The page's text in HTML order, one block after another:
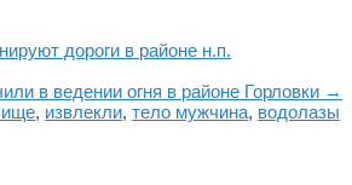
дороги в районе н.п.
в ведении огня в районе Горловки →
, извлекли, тело мужчина, водолазы